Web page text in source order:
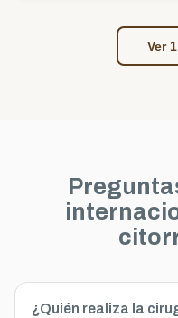
Ver
¿Quién realiza la